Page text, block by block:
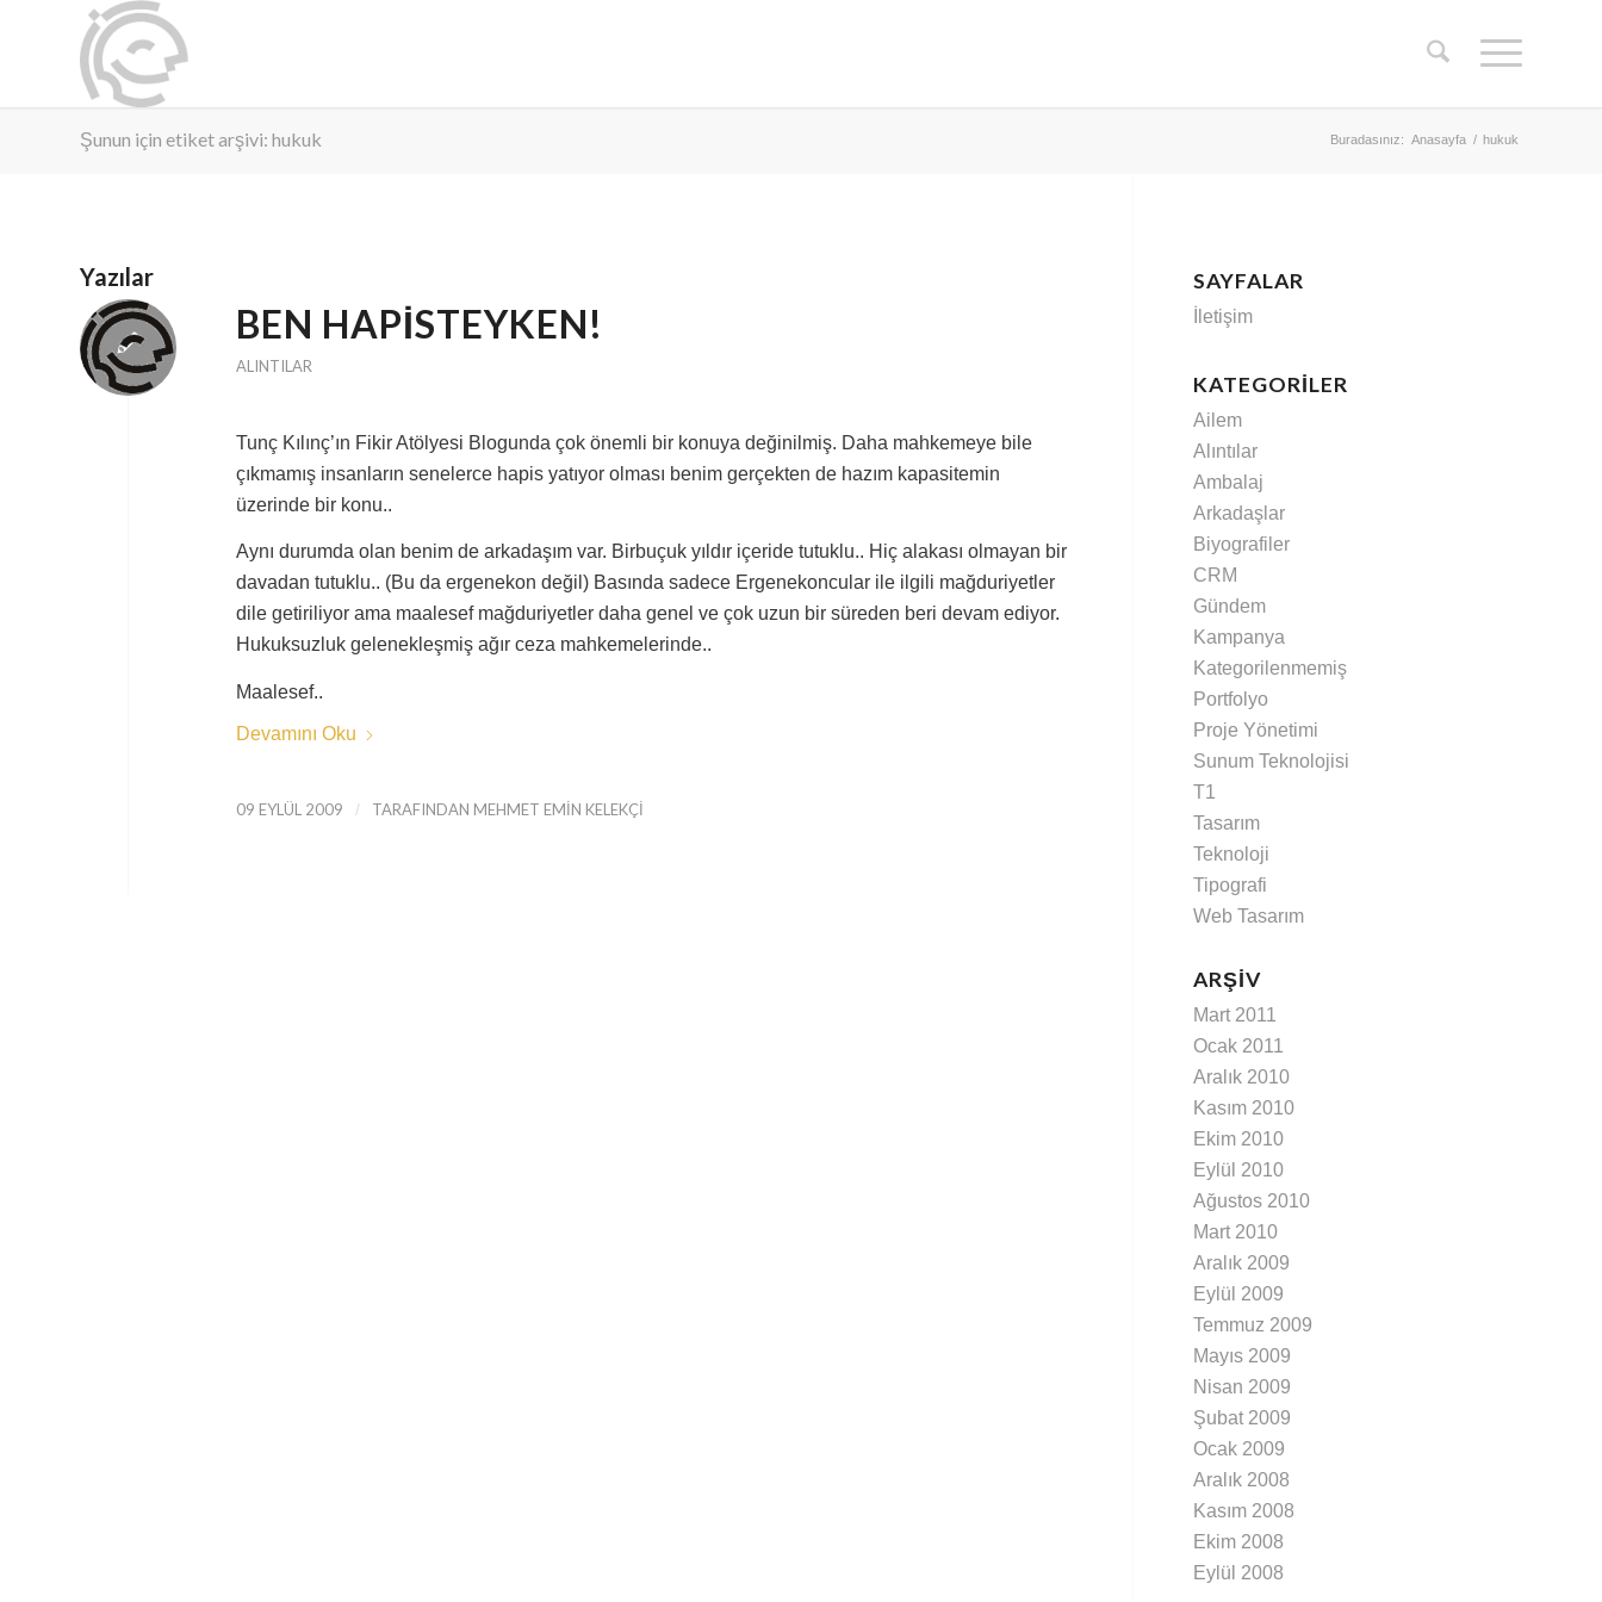
Şunun için etiket arşivi: hukuk Buradasınız: Anasayfa / hukuk
Yazılar
BEN HAPISTEYKEN!
ALINTILAR
Tunç Kılınç’ın Fikir Atölyesi Blogunda çok önemli bir konuya değinilmiş. Daha mahkemeye bile
çıkmamış insanların senelerce hapis yatıyor olması benim gerçekten de hazım kapasitemin
üzerinde bir konu..
Aynı durumda olan benim de arkadaşım var. Birbuçuk yıldır içeride tutuklu.. Hiç alakası olmayan bir
davadan tutuklu.. (Bu da ergenekon değil) Basında sadece Ergenekoncular ile ilgili mağduriyetler
dile getiriliyor ama maalesef mağduriyetler daha genel ve çok uzun bir süreden beri devam ediyor.
Hukuksuzluk gelenekleşmiş ağır ceza mahkemelerinde..
Maalesef..
Devamını Oku
09 EYLÜL 2009 / TARAFINDAN MEHMET EMIN KELEKÇI
SAYFALAR
İletişim
KATEGORILER
Ailem
Alıntılar
Ambalaj
Arkadaşlar
Biyografiler
CRM
Gündem
Kampanya
Kategorilenmemiş
Portfolyo
Proje Yönetimi
Sunum Teknolojisi
T1
Tasarım
Teknoloji
Tipografi
Web Tasarım
ARŞIV
Mart 2011
Ocak 2011
Aralık 2010
Kasım 2010
Ekim 2010
Eylül 2010
Ağustos 2010
Mart 2010
Aralık 2009
Eylül 2009
Temmuz 2009
Mayıs 2009
Nisan 2009
Şubat 2009
Ocak 2009
Aralık 2008
Kasım 2008
Ekim 2008
Eylül 2008